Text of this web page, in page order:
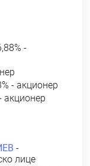
-
- акционер
акционер
-
лице